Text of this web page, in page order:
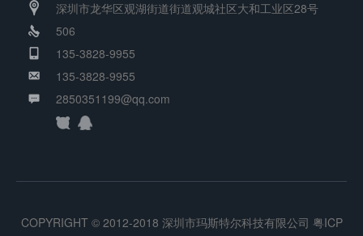
深圳市龙华区观湖街道街道观城社区大和工业区28号
506
135-3828-9955
135-3828-9955
2850351199@qq.com
COPYRIGHT © 2012-2018 深圳市玛斯特尔科技有限公司 粤ICP